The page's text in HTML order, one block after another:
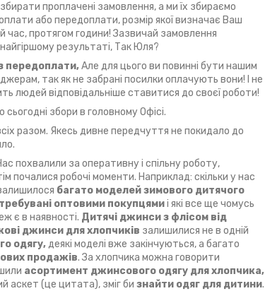
проплачені замовлення, а ми їх збираємо
оплати або передоплати, розмір якої визначає Ваш
протягом години! Зазвичай замовлення
результаті, Так Юля?
передоплати,Але для цього ви повинні бути нашим
так як не забрані посилки оплачують вони! І не
людей відповідальніше ставитися до своєї роботи!
збори в головному Офісі.
разом. Якесь дивне передчуття не покидало до
похвалили за оперативну і спільну роботу,
почалися робочі моменти. Наприклад: скільки у нас
багато моделей зимового дитячого
оптовими покупцямиі які все ще чомусь
є в наявності. Дитячі джинси з флісом від
джинси для хлопчиків залишилися не в одній
одягу,деякі моделі вже закінчуються, а багато
продажів. За хлопчика можна говорити
асортимент джинсового одягу для хлопчика,
аскет (це цитата), зміг би знайти одяг для дитини.